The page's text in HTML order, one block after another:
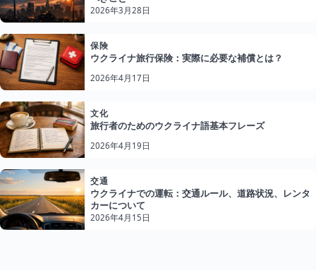
2026年3月28日
保険
ウクライナ旅行保険：実際に必要な補償とは？
2026年4月17日
文化
旅行者のためのウクライナ語基本フレーズ
2026年4月19日
交通
ウクライナでの運転：交通ルール、道路状況、レンタ
カーについて
2026年4月15日